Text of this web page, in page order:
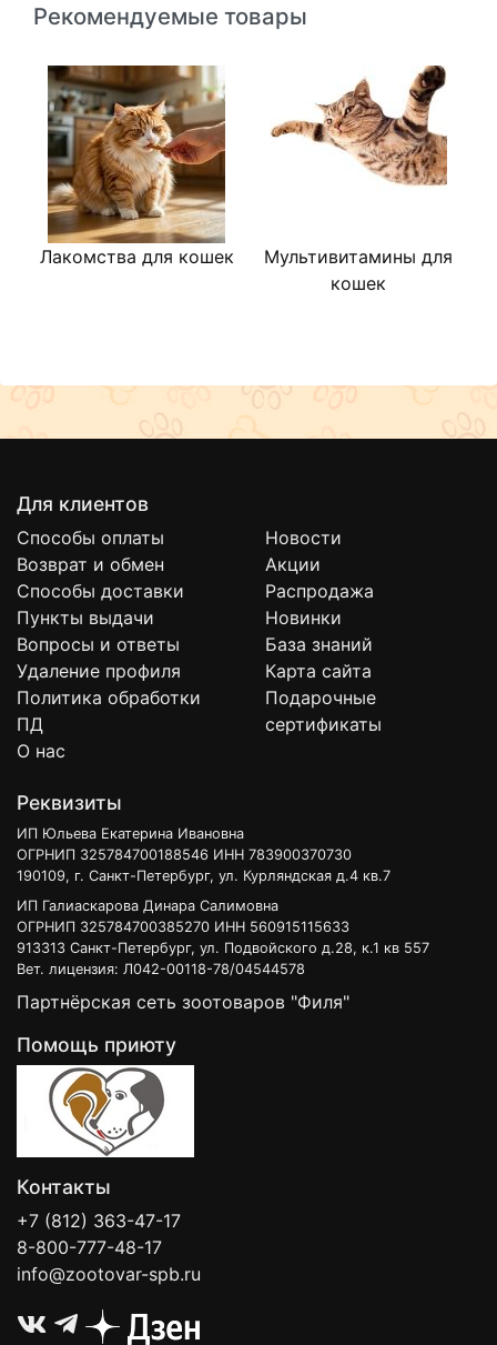
Рекомендуемые товары
Лакомства для кошек
Мультивитамины для
кошек
Для клиентов
Способы оплаты
Возврат и обмен
Способы доставки
Пункты выдачи
Вопросы и ответы
Удаление профиля
Политика обработки
ПД
О нас
Новости
Акции
Распродажа
Новинки
База знаний
Карта сайта
Подарочные
сертификаты
Реквизиты
ИП Юльева Екатерина Ивановна
ОГРНИП 325784700188546 ИНН 783900370730
190109, г. Санкт-Петербург, ул. Курляндская д.4 кв.7
ИП Галиаскарова Динара Салимовна
ОГРНИП 325784700385270 ИНН 560915115633
913313 Санкт-Петербург, ул. Подвойского д.28, к.1 кв 557
Вет. лицензия: Л042-00118-78/04544578
Партнёрская сеть зоотоваров "Филя"
Помощь приюту
Контакты
+7 (812) 363-47-17
8-800-777-48-17
info@zootovar-spb.ru